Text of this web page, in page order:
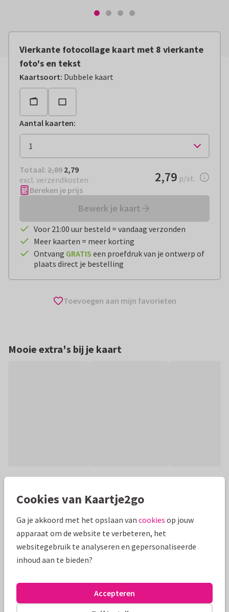
Vierkante fotocollage kaart met 8 vierkante
foto's en tekst
Kaartsoort: Dubbele kaart
Aantal kaarten:
Totaal: € 2,79
Totaal: 2,89 2,79
excl. verzendkosten
€ 2,79per stuk
2,79 p/st.
Bereken je prijs
Bewerk je kaart
Voor 21:00 uur besteld = vandaag verzonden
Meer kaarten = meer korting
Ontvang GRATIS een proefdruk van je ontwerp of
plaats direct je bestelling
Toevoegen aan mijn favorieten
Mooie extra's bij je kaart
Leuk template om een eigen vierkante fotocollagekaart
mee te maken. Met ruimte voor 8 eigen foto's, die in
vierkante vakjes worden gezet. Met hartjes.
Alle kaarten zijn helemaal naar wens aan te passen
Formaten en prijzen
Cookies van Kaartje2go
Ga je akkoord met het opslaan van cookies op jouw
apparaat om de website te verbeteren, het
websitegebruik te analyseren en gepersonaliseerde
inhoud aan te bieden?
Accepteren